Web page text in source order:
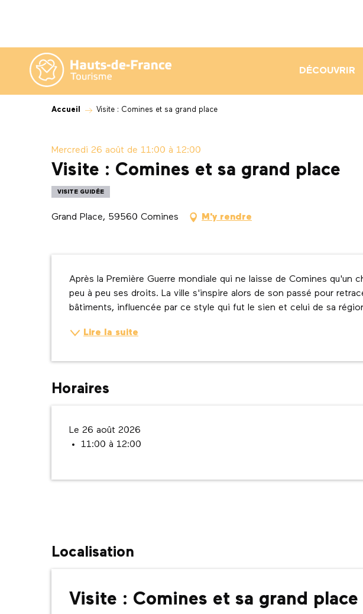
contenu
principal
DÉCOUVRIR
Accueil Visite : Comines et sa grand place
Mercredi 26 août de 11:00 à 12:00
Visite : Comines et sa grand place
VISITE GUIDÉE
Grand Place, 59560 Comines M'y rendre
Description
Après la Première Guerre mondiale qui ne laisse de Comines qu'un
peu à peu ses droits. La ville s'inspire alors de son passé pour
bâtiments, influencée par ce style qui fut le sien et celui de sa
Lire la suite
Horaires
Le 26 août 2026
11:00 à 12:00
Localisation
Visite : Comines et sa grand place